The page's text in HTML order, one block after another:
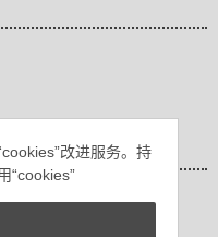
改进服务。持
“cookies”